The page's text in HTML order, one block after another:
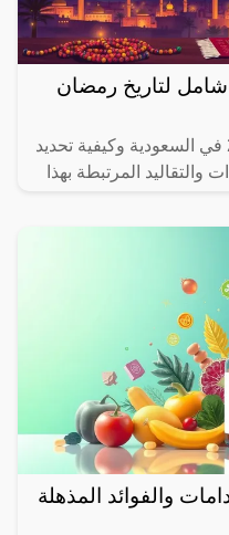
دليل شامل لتاريخ رمضان
اكتشف متى يبدأ رمضان 2025 في السعودية وكيفية تحديد
والتقاليد المرتبطة بهذا
والفوائد المذهلة